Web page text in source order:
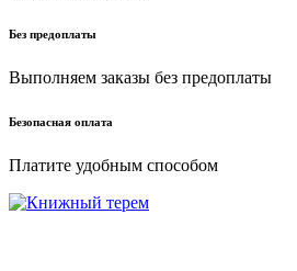
Без предоплаты
Выполняем заказы без предоплаты
Безопасная оплата
Платите удобным способом